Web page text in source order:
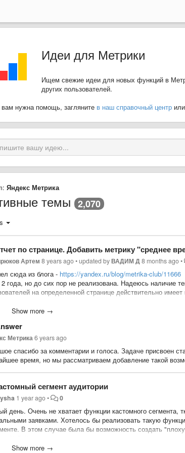
Идеи для Метрики
Ищем свежие идеи для новых функций в
других пользователей.
нужна помощь, загляните в наш справочный центрили
Яндекс Метрика
темы 2,070
по странице. Добавить метрику "среднее
Артем 8 years ago•updated byВАДИМ Д8 months ago•
сюда из блога - https://yandex.ru/blog/metrika-club/11666
года, но до сих пор не реализована. Надеюсь наличие
на определенной странице действительно
того что есть в гугл аналитикс), вызвала негатив
(соответственно отказа не будет) и затем покинул его с
посещением сайта или же последняя страница на
хотелось бы видеть, какие цели были достигнуты на
Show more →
Метрика6 years ago
спасибо за комментарии и голоса. Задаче присвоен
время, но мы рассматриваем добавление такой
сегмент аудитории
1 year ago• 0
день. Очень не хватает функции кастомного сегмента,
заявками. Хотелось бы реализовать такую
В этом случае была бы возможность создать
то по несуществующим номерам никаких
Show more →